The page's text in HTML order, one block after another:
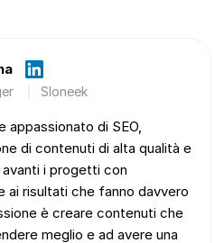
Sloneek
appassionato di SEO,
di contenuti di alta qualità e
i progetti con
ai risultati che fanno davvero
è creare contenuti che
meglio e ad avere una